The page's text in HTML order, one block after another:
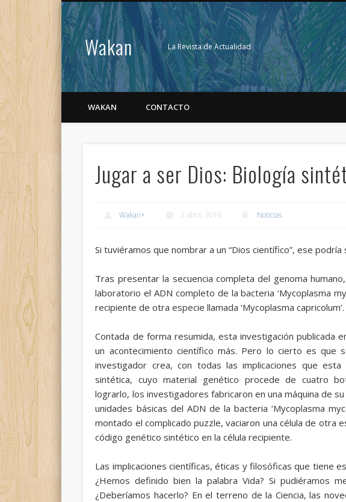
Wakan La Revista de Actualidad
WAKAN CONTACTO
Jugar a ser Dios: Biología
Wakan+ 2 abril, 2016 Noticias
Si tuviéramos que nombrar a un “Dios científico”, ese podría
Tras presentar la secuencia completa del genoma
laboratorio el ADN completo de la bacteria‘Mycoplasma
recipiente de otra especie llamada‘Mycoplasma capricolum’.
Contada de forma resumida, esta investigación publicada
un acontecimiento científico más. Pero lo cierto es
investigador crea, con todas las implicaciones que
sintética, cuyo material genético procede de cuatro
lograrlo, los investigadores fabricaron en una máquina de
unidades básicas del ADN de la bacteria‘Mycoplasma
montado el complicado puzzle, vaciaron una célula de otra
código genético sintético en la célula recipiente.
Las implicaciones científicas, éticas y filosóficas que tiene
¿Hemos definido bien la palabra Vida? Si pudiéramos
¿Deberíamos hacerlo? En el terreno de la Ciencia, las